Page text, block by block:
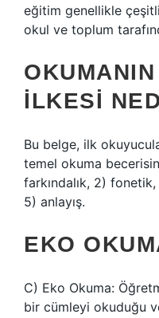
eğitim genellikle
okul ve toplum
ILKESI
Bu belge, ilk
temel okuma
farkındalık, 2)
5) anlayış.
EKO
C) Eko Okuma:
bir cümleyi okuduğu